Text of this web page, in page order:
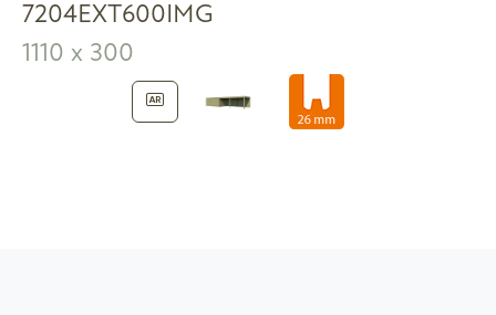
7204EXT600IMG
1110 x 300